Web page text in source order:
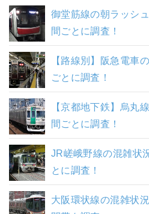
御堂筋線の朝ラッシ
間ごとに調査！
【路線別】阪急電車
ごとに調査！
【京都地下鉄】烏丸
間ごとに調査！
JR嵯峨野線の混雑状
とに調査！
大阪環状線の混雑状